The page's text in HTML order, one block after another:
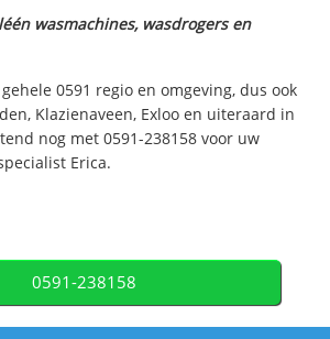
wasmachines, wasdrogers en
0591 regio en omgeving, dus ook
Klazienaveen, Exloo en uiteraard in
nog met 0591-238158 voor uw
Erica.
0591-238158